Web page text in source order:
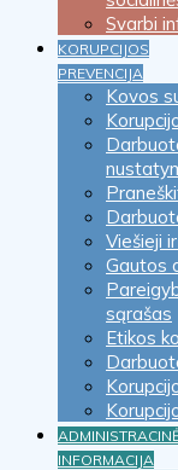
Svarbi
KORUPCIJOS
PREVENCIJA
Kovos
Viešieji
Gautos
sąrašas
Etikos
INFORMACIJA